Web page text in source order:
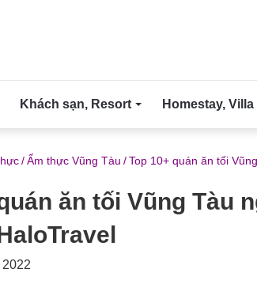
Khách sạn, Resort Homestay, Villa
/Ẩm thực Vũng Tàu /Top 10+ quán ăn tối
ăn tối Vũng Tàu